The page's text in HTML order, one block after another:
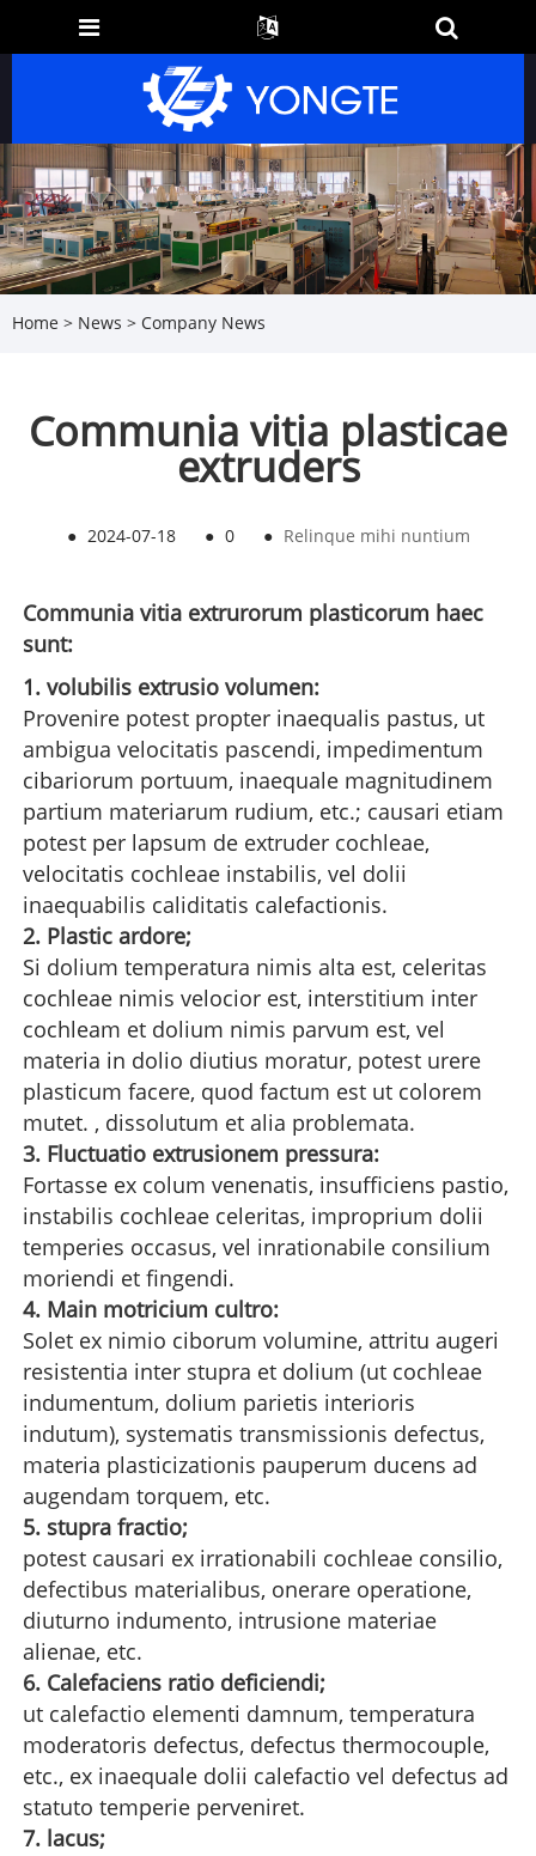
Home > News > Company News
Communia vitia plasticae
extruders
● 2024-07-18 ● 0 ● Relinque mihi nuntium
Communia vitia extrurorum plasticorum haec
sunt:
1. volubilis extrusio volumen:
Provenire potest propter inaequalis pastus, ut
ambigua velocitatis pascendi, impedimentum
cibariorum portuum, inaequale magnitudinem
partium materiarum rudium, etc.; causari etiam
potest per lapsum de extruder cochleae,
velocitatis cochleae instabilis, vel dolii
inaequabilis caliditatis calefactionis.
2. Plastic ardore;
Si dolium temperatura nimis alta est, celeritas
cochleae nimis velocior est, interstitium inter
cochleam et dolium nimis parvum est, vel
materia in dolio diutius moratur, potest urere
plasticum facere, quod factum est ut colorem
mutet. , dissolutum et alia problemata.
3. Fluctuatio extrusionem pressura:
Fortasse ex colum venenatis, insufficiens pastio,
instabilis cochleae celeritas, improprium dolii
temperies occasus, vel inrationabile consilium
moriendi et fingendi.
4. Main motricium cultro:
Solet ex nimio ciborum volumine, attritu augeri
resistentia inter stupra et dolium (ut cochleae
indumentum, dolium parietis interioris
indutum), systematis transmissionis defectus,
materia plasticizationis pauperum ducens ad
augendam torquem, etc.
5. stupra fractio;
potest causari ex irrationabili cochleae consilio,
defectibus materialibus, onerare operatione,
diuturno indumento, intrusione materiae
alienae, etc.
6. Calefaciens ratio deficiendi;
ut calefactio elementi damnum, temperatura
moderatoris defectus, defectus thermocouple,
etc., ex inaequale dolii calefactio vel defectus ad
statuto temperie perveniret.
7. lacus;